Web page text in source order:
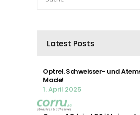
Latest Posts
Optrel. Schweisser- und
Made!
1. April 2025